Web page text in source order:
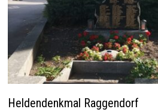
Heldendenkmal Raggendorf